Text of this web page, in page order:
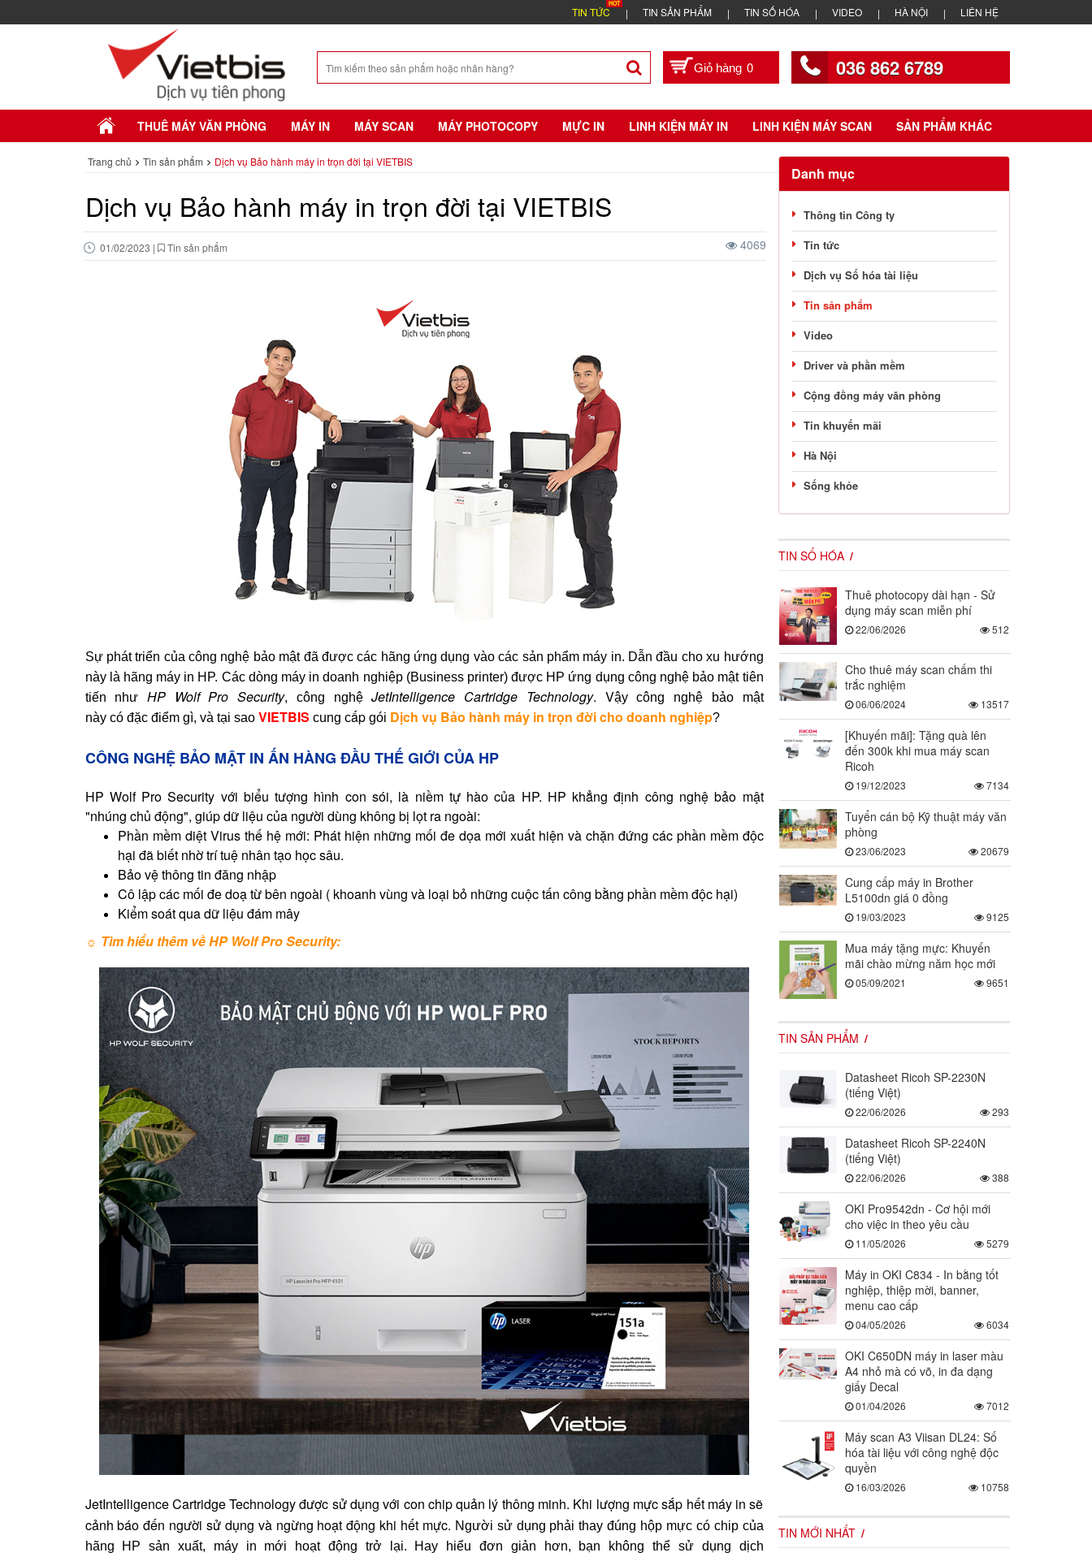
TIN TỨC TIN SẢN PHẨM TIN SỐ HÓA VIDEO HÀ NỘI LIÊN HỆ
0 036 862 6789
THUÊ MÁY VĂN PHÒNG MÁY IN MÁY SCAN MÁY PHOTOCOPY MỰC IN LINH KIỆN MÁY IN LINH KIỆN MÁY SCAN SẢN PHẨM KHÁC
Trang chủ Tin sản phẩm Dịch vụ Bảo hành máy in trọn đời tại VIETBIS
Dịch vụ Bảo hành máy in trọn đời tại VIETBIS
01/02/2023 | Tin sản phẩm 4069
Sự phát triển của công nghệ bảo mật đã được các hãng ứng dụng vào các sản phẩm máy in. Dẫn đầu cho xu hướng
này là hãng máy in HP. Các dòng máy in doanh nghiệp (Business printer) được HP ứng dụng công nghệ bảo mật tiên
tiến như HP Wolf Pro Security, công nghệJetIntelligence Cartridge Technology. Vậy công nghệ bảo mật
này có đặc điểm gì, và tại sao VIETBIS cung cấpgói Dịch vụ Bảo hành máy in trọn đời cho doanh nghiệp?
CÔNG NGHỆ BẢO MẬT IN ẤN HÀNG ĐẦU THẾ GIỚI CỦA HP
HP Wolf Pro Security với biểu tượng hình con sói, là niềm tự hào của HP. HP khẳng định công nghệ bảo mật
"nhúng chủ động", giúp dữ liệu của người dùng không bị lọt ra ngoài:
Phần mềm diệt Virus thế hệ mới: Phát hiện những mối đe dọa mới xuất hiện và chặn đứng các phần mềm độc
hại đã biết nhờ trí tuệ nhân tạo học sâu.
Bảo vệ thông tin đăng nhập
Cô lập các mối đe doạ từ bên ngoài ( khoanh vùng và loại bỏ những cuộc tấn công bằng phần mềm độc hại)
Kiểm soát qua dữ liệu đám mây
☼ Tìm hiểu thêm vềHP Wolf Pro Security:
JetIntelligence Cartridge Technology được sử dụng với con chip quản lý thông minh. Khi lượng mực sắp hết máy in sẽ
cảnh báo đến người sử dụng và ngừng hoạt động khi hết mực. Người sử dụng phải thay đúng hộp mực có chip của
hãng HP sản xuất, máy in mới hoạt động trở lại. Hay hiểu đơn giản hơn, bạn không thể sử dụng dịch
Danh mục
Thông tin Công ty
Tin tức
Dịch vụ Số hóa tài liệu
Tin sản phẩm
Video
Driver và phần mềm
Cộng đồng máy văn phòng
Tin khuyến mãi
Hà Nội
Sống khỏe
TIN SỐ HÓA
Thuê photocopy dài hạn - Sử
dụng máy scan miễn phí
22/06/2026 512
Cho thuê máy scan chấm thi
trắc nghiệm
06/06/2024 13517
[Khuyến mãi]: Tặng quà lên
đến 300k khi mua máy scan
Ricoh
19/12/2023 7134
Tuyển cán bộ Kỹ thuật máy văn
phòng
23/06/2023 20679
Cung cấp máy in Brother
L5100dn giá 0 đồng
19/03/2023 9125
Mua máy tặng mực: Khuyến
mãi chào mừng năm học mới
05/09/2021 9651
TIN SẢN PHẨM
Datasheet Ricoh SP-2230N
(tiếng Việt)
22/06/2026 293
Datasheet Ricoh SP-2240N
(tiếng Việt)
22/06/2026 388
OKI Pro9542dn - Cơ hội mới
cho việc in theo yêu cầu
11/05/2026 5279
Máy in OKI C834 - In bằng tốt
nghiệp, thiệp mời, banner,
menu cao cấp
04/05/2026 6034
OKI C650DN máy in laser màu
A4 nhỏ mà có võ, in đa dạng
giấy Decal
01/04/2026 7012
Máy scan A3 Viisan DL24: Số
hóa tài liệu với công nghệ độc
quyền
16/03/2026 10758
TIN MỚI NHẤT